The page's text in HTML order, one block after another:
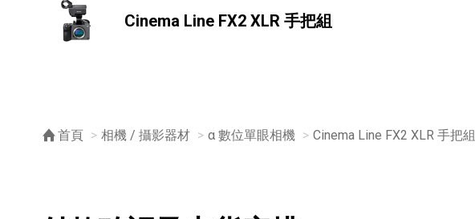
Cinema Line FX2 XLR 手把組
首頁 相機 / 攝影器材 α 數位單眼相機 Cinema Line FX2 XLR 手把組